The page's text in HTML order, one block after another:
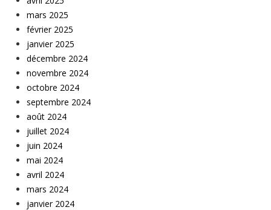
mars 2025
février 2025
janvier 2025
décembre 2024
novembre 2024
octobre 2024
septembre 2024
août 2024
juillet 2024
juin 2024
mai 2024
avril 2024
mars 2024
janvier 2024